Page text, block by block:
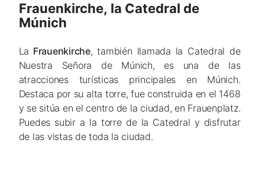
Frauenkirche, la Catedral de
Múnich
La Frauenkirche, también llamada la Catedral de
Nuestra Señora de Múnich, es una de las
atracciones turísticas principales en Múnich.
Destaca por su alta torre, fue construida en el 1468
y se sitúa en el centro de la ciudad, en Frauenplatz.
Puedes subir a la torre de la Catedral y disfrutar
de las vistas de toda la ciudad.